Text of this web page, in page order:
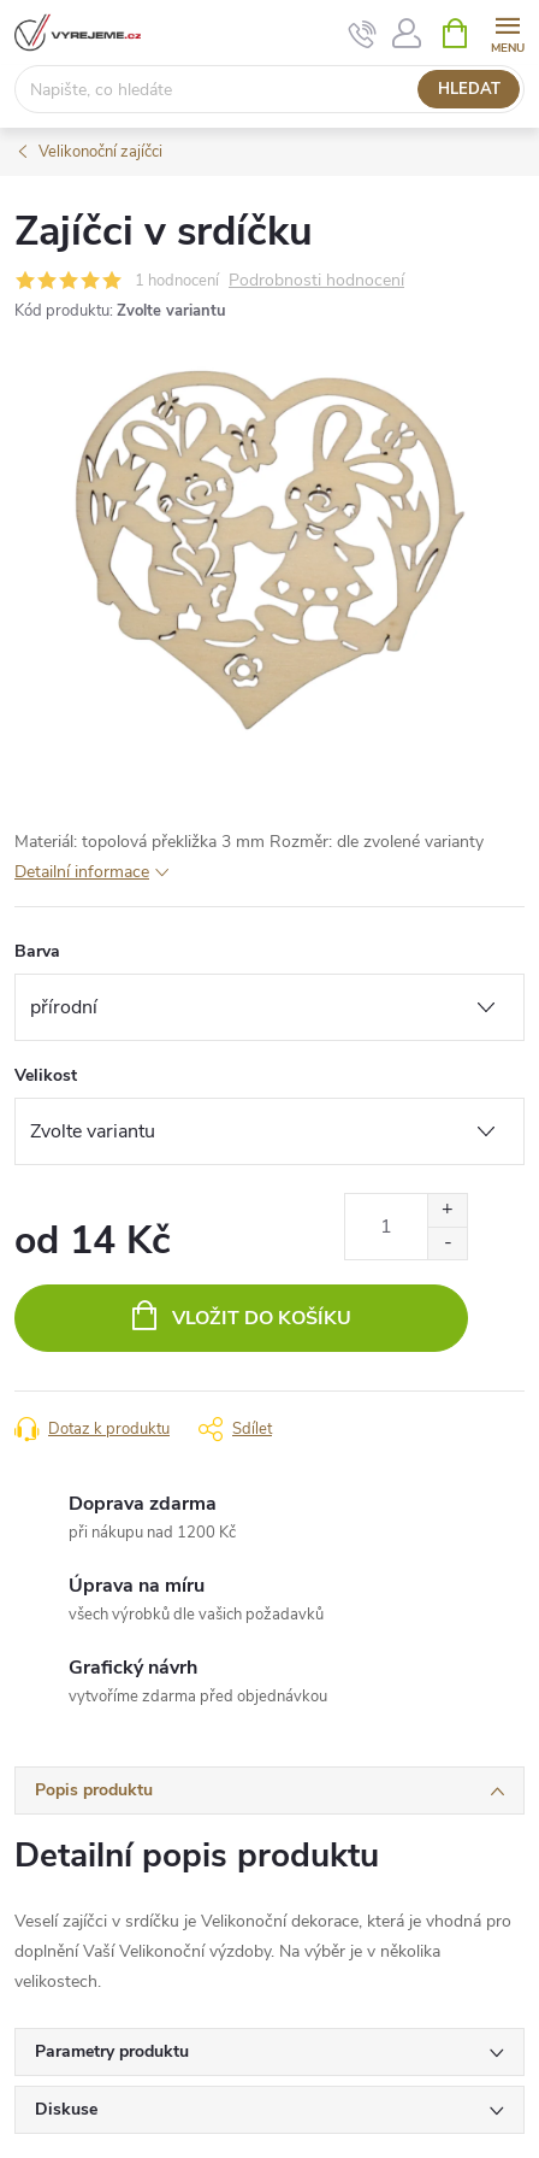
Přejít
na
obsah
HLEDAT
NÁKUPNÍ
KOŠÍK
Velikonoční zajíčci
Zajíčci v srdíčku
1 hodnocení Podrobnosti hodnocení
Kód produktu: Zvolte variantu
Materiál: topolová překližka 3 mm Rozměr: dle zvolené varianty
Detailní informace
Barva
Velikost
od 14 Kč
cena:
VLOŽIT DO KOŠÍKU
Dotaz k produktu Sdílet
Doprava zdarma
při nákupu nad 1200 Kč
Úprava na míru
všech výrobků dle vašich požadavků
Grafický návrh
vytvoříme zdarma před objednávkou
Popis produktu
Detailní popis produktu
Veselí zajíčci v srdíčku je Velikonoční dekorace, která je vhodná pro
doplnění Vaší Velikonoční výzdoby. Na výběr je v několika
velikostech.
Parametry produktu
Diskuse